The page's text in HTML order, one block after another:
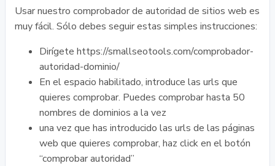
Usar nuestro comprobador de autoridad de sitios web es
muy fácil. Sólo debes seguir estas simples instrucciones:
Dirígete https://smallseotools.com/comprobador-
autoridad-dominio/
En el espacio habilitado, introduce las urls que
quieres comprobar. Puedes comprobar hasta 50
nombres de dominios a la vez
una vez que has introducido las urls de las páginas
web que quieres comprobar, haz click en el botón
“comprobar autoridad”